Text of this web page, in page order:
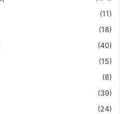
(11)
(18)
(40)
(15)
(8)
(39)
(24)